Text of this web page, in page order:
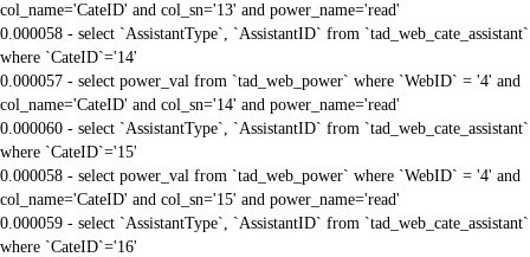
col_name='CateID' and col_sn='13' and power_name='read'
0.000058 - select `AssistantType`, `AssistantID` from `tad_web_cate_assistant`
where `CateID`='14'
0.000057 - select power_val from `tad_web_power` where `WebID` = '4' and
col_name='CateID' and col_sn='14' and power_name='read'
0.000060 - select `AssistantType`, `AssistantID` from `tad_web_cate_assistant`
where `CateID`='15'
0.000058 - select power_val from `tad_web_power` where `WebID` = '4' and
col_name='CateID' and col_sn='15' and power_name='read'
0.000059 - select `AssistantType`, `AssistantID` from `tad_web_cate_assistant`
where `CateID`='16'